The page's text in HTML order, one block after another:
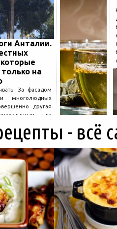
Анталии.
на
За фасадом
многолюдных
другая
где
в тени кедров, а
о которых
гид....
- всё